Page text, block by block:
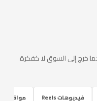
خرج إلى السوق لا كفكرة
فيديوهات Reels مواقع